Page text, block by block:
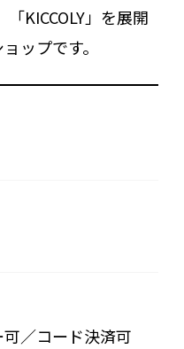
「KICCOLY」を展開
ップです。
／コード決済可